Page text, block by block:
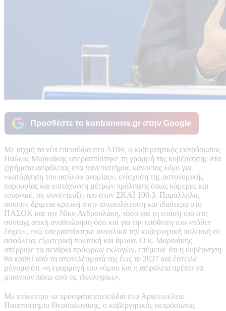
Προσθέστε το kontranews.gr στην Google
Με αιχμή τα νέα επεισόδια στο ΑΠΘ, ο κυβερνητικός εκπρόσωπος
Παύλος Μαρινάκης υπερασπίστηκε τη γραμμή της κυβέρνησης στα
ζητήματα ασφάλειας στα πανεπιστήμια, κάνοντας λόγο για
«κατάργηση του ασύλου ανομίας», ενίσχυση της αστυνομικής
παρουσίας και επιτάχυνση μέτρων πρόληψης όπως κάμερες και
τουρνικέ, σε συνέντευξή του στον ΣΚΑΪ 100,3. Παράλληλα,
άσκησε δριμεία κριτική στην αντιπολίτευση και ιδιαίτερα στο
ΠΑΣΟΚ και τον Νίκο Ανδρουλάκη, τόσο για τη στάση του στη
συνταγματική αναθεώρηση όσο και για την υπόθεση του «πόθεν
έσχες», ενώ υπερασπίστηκε συνολικά την κυβερνητική πολιτική σε
ασφάλεια, εξωτερική πολιτική και άμυνα. Ο κ. Μαρινάκης
απέρριψε τα σενάρια πρόωρων εκλογών, επέμεινε ότι η κυβέρνηση
θα κριθεί από τα αποτελέσματά της έως το 2027 και έστειλε
μήνυμα ότι «η εφαρμογή του νόμου και η ασφάλεια πρέπει να
μπαίνουν πάνω από τις ιδεοληψίες».
Με επίκεντρο τα πρόσφατα επεισόδια στο Αριστοτέλειο
Πανεπιστήμιο Θεσσαλονίκης, ο κυβερνητικός εκπρόσωπος